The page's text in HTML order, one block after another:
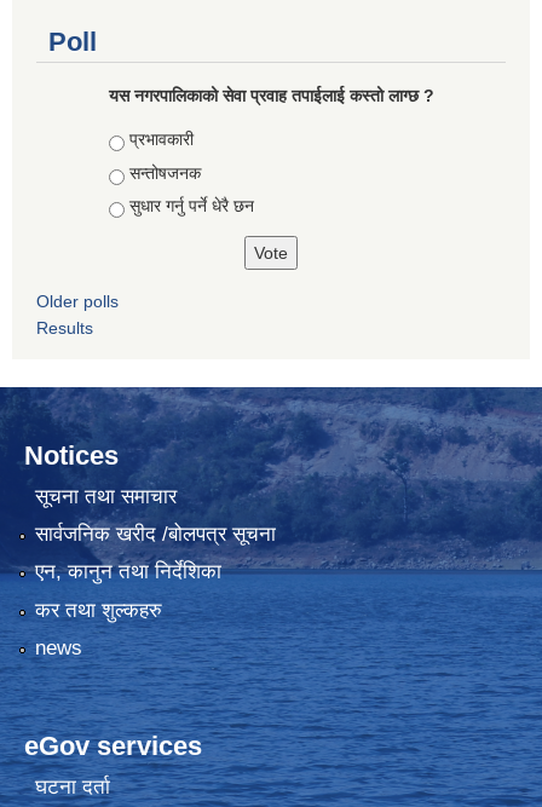
Poll
यस नगरपालिकाको सेवा प्रवाह तपाईलाई कस्तो लाग्छ ?
Choices
प्रभावकारी
सन्तोषजनक
सुधार गर्नु पर्ने धेरै छन
Older polls
Results
Notices
सूचना तथा समाचार
सार्वजनिक खरीद /बोलपत्र सूचना
एन, कानुन तथा निर्देशिका
कर तथा शुल्कहरु
news
eGov services
घटना दर्ता